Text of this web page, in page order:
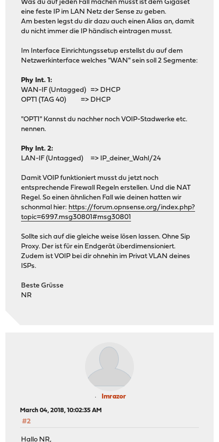
Was du auf jeden Fall machen musst ist dem Gigaset
eine feste IP im LAN Netz der Sense zu geben.
Am besten legst du dir dazu auch einen Alias an, damit
du nicht immer die IP händisch eintragen musst.
Im Interface Einrichtungssetup erstellst du auf dem
Netzwerkinterface welches "WAN" sein soll 2 Segmente:
Phy Int. 1:
WAN-IF (Untagged) => DHCP
OPT1 (TAG 40) => DHCP
"OPT1" Kannst du nachher noch VOIP-Stadwerke etc.
nennen.
Phy Int. 2:
LAN-IF (Untagged) => IP_deiner_Wahl/24
Damit VOIP funktioniert musst du jetzt noch
entsprechende Firewall Regeln erstellen. Und die NAT
Regel. So einen ähnlichen Fall wie deinen hatten wir
schonmal hier: https://forum.opnsense.org/index.php?
topic=6997.msg30801#msg30801
Sollte sich auf die gleiche weise lösen lassen. Ohne Sip
Proxy. Der ist für ein Endgerät überdimensioniert.
Zudem ist VOIP bei dir ohnehin im Privat VLAN deines
ISPs.
Beste Grüsse
NR
Imrazor
March 04, 2018, 10:02:35 AM
#2
Hallo NR,